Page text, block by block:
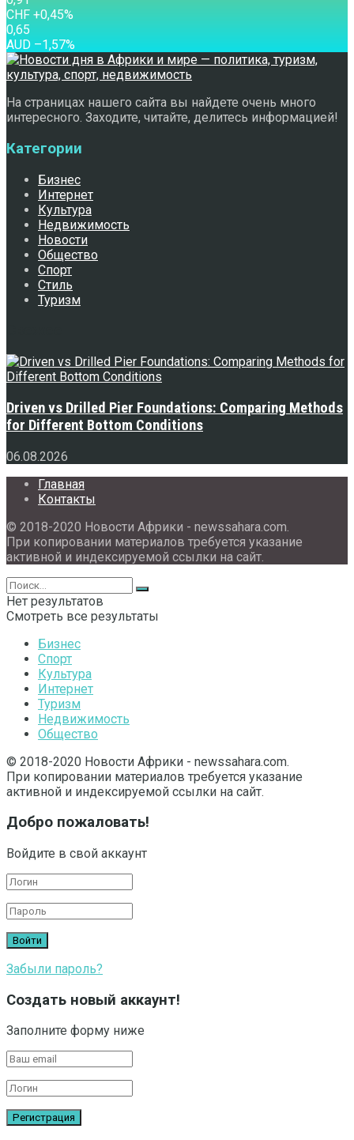
CHF +0,45%
0,65
AUD –1,57%
На страницах нашего сайта вы найдете очень много
интересного. Заходите, читайте, делитесь информацией!
Категории
Бизнес
Интернет
Культура
Недвижимость
Новости
Общество
Спорт
Стиль
Туризм
Driven vs Drilled Pier Foundations: Comparing Methods
for Different Bottom Conditions
06.08.2026
Главная
Контакты
© 2018-2020 Новости Африки - newssahara.com.
При копировании материалов требуется указание
активной и индексируемой ссылки на сайт.
Нет результатов
Смотреть все результаты
Бизнес
Спорт
Культура
Интернет
Туризм
Недвижимость
Общество
© 2018-2020 Новости Африки - newssahara.com.
При копировании материалов требуется указание
активной и индексируемой ссылки на сайт.
Добро пожаловать!
Войдите в свой аккаунт
Забыли пароль?
Создать новый аккаунт!
Заполните форму ниже